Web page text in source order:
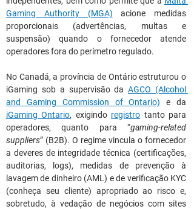
Gaming Authority (MGA) acione medidas
proporcionais (advertências, multas e
suspensão) quando o fornecedor atende
operadores fora do perímetro regulado.
No Canadá, a província de Ontário estruturou o
iGaming sob a supervisão da AGCO (Alcohol
and Gaming Commission of Ontario)
iGaming Ontario, exigindo registro tanto para
operadores, quanto para “gaming-related
suppliers” (B2B). O regime vincula o fornecedor
a deveres de integridade técnica (certificações,
auditorias, logs), medidas de prevenção à
lavagem de dinheiro (AML) e de verificação KYC
(conheça seu cliente) apropriado ao risco e,
sobretudo, à vedação de negócios com sites